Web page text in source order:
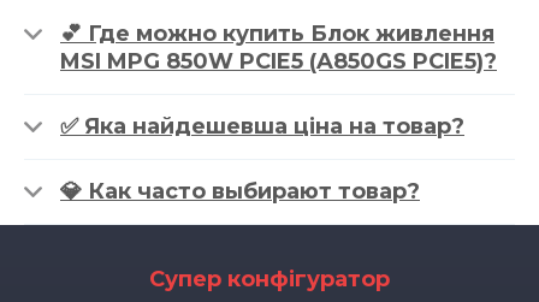
💕 Где можно купить Блок живлення
MSI MPG 850W PCIE5 (A850GS PCIE5)?
✅ Яка найдешевша ціна на товар?
💎 Как часто выбирают товар?
Супер конфігуратор